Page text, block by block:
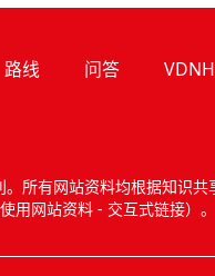
路线 问答 VDNH
。所有网站资料均根据知识共
用网站资料 - 交互式链接）。